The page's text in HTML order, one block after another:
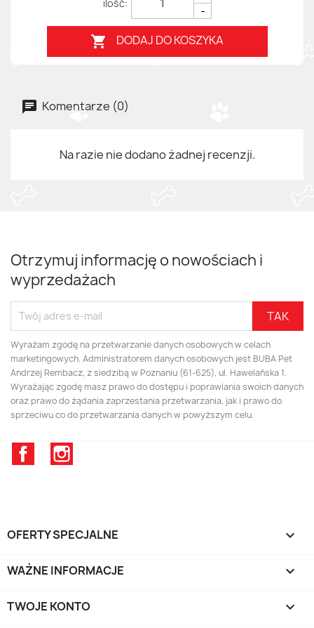
-
 DODAJ DO KOSZYKA
Komentarze (0)
Na razie nie dodano żadnej recenzji.
Otrzymuj informację o nowościach i
wyprzedażach
Wyrażam zgodę na przetwarzanie danych osobowych w celach
marketingowych. Administratorem danych osobowych jest BUBA Pet
Andrzej Rembacz, z siedzibą w Poznaniu (61-625), ul. Hawelańska 1.
Wyrażając zgodę masz prawo do dostępu i poprawiania swoich danych
oraz prawo do żądania zaprzestania przetwarzania, jak i prawo do
sprzeciwu co do przetwarzania danych w powyższym celu.
Facebook
OFERTY SPECJALNE 
WAŻNE INFORMACJE 
TWOJE KONTO 